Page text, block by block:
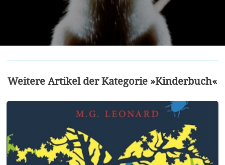
Weitere Artikel der Kategorie »Kinderbuch«